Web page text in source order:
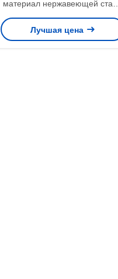
материал нержавеющей стали
силы машины для
прикрепления этикеток 90W
Лучшая цена